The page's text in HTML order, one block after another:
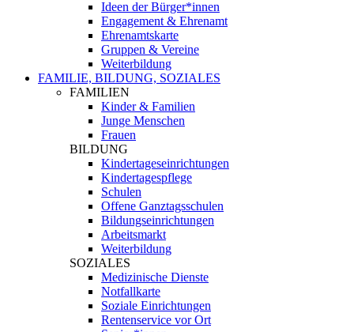
Ideen der Bürger*innen
Engagement & Ehrenamt
Ehrenamtskarte
Gruppen & Vereine
Weiterbildung
FAMILIE, BILDUNG, SOZIALES
FAMILIEN
Kinder & Familien
Junge Menschen
Frauen
BILDUNG
Kindertageseinrichtungen
Kindertagespflege
Schulen
Offene Ganztagsschulen
Bildungseinrichtungen
Arbeitsmarkt
Weiterbildung
SOZIALES
Medizinische Dienste
Notfallkarte
Soziale Einrichtungen
Rentenservice vor Ort